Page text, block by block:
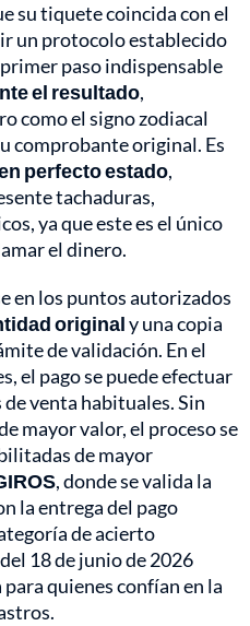
su tiquete coincida con el
un protocolo establecido
paso indispensable
el resultado,
como el signo zodiacal
comprobante original. Es
perfecto estado,
tachaduras,
ya que este es el único
el dinero.
en los puntos autorizados
originaly una copia
de validación. En el
el pago se puede efectuar
venta habituales. Sin
mayor valor, el proceso se
de mayor
, donde se valida la
la entrega del pago
de acierto
18 de junio de 2026
quienes confían en la